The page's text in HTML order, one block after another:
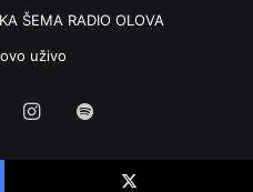
ŠEMA RADIO OLOVA
uživo
Instagram
Spotify